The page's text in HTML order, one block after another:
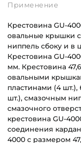
Применение
Крестовина GU-
овальные крышки
ниппель сбоку и в
Крестовина GU-
мм. Крестовина
овальными
пластинами (4
шт.), смазочным
смазочного
крестовина GU-
соединения
4000 с размером